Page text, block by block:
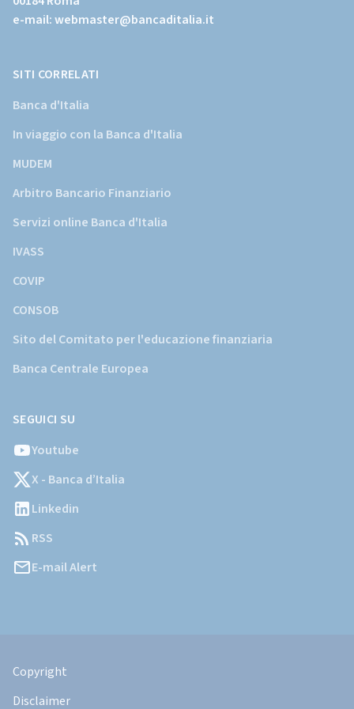
istituzionale
della
e-mail:webmaster@bancaditalia.it
SITI CORRELATI
Banca d'Italia
In viaggio con la Banca d'Italia
MUDEM
Arbitro Bancario Finanziario
Servizi online Banca d'Italia
IVASS
COVIP
CONSOB
Sito del Comitato per l'educazione finanziaria
Banca Centrale Europea
SEGUICI SU
Youtube
X - Banca d’Italia
Linkedin
RSS
E-mail Alert
Legali
Copyright
Disclaimer